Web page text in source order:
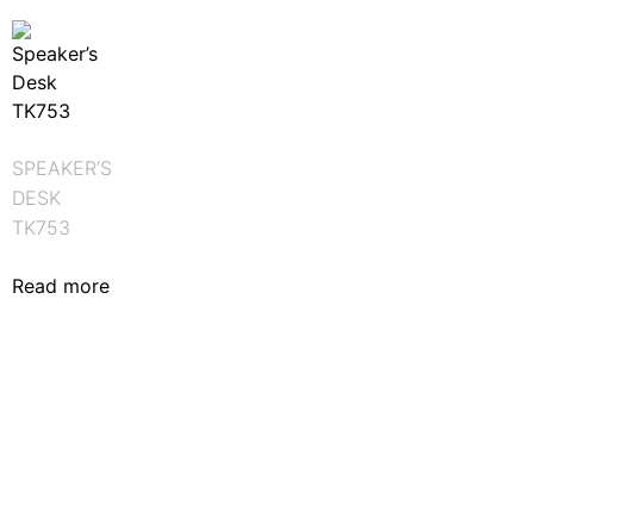
SPEAKER’S
DESK
TK753
Read more